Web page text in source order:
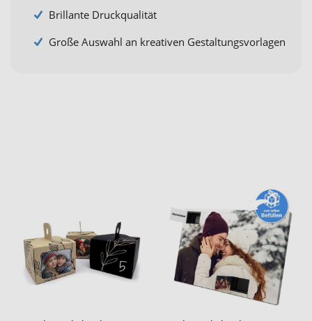
Brillante Druckqualität
Große Auswahl an kreativen Gestaltungsvorlagen